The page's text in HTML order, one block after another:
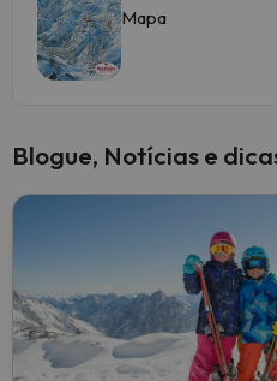
Mapa
Blogue, Notícias e